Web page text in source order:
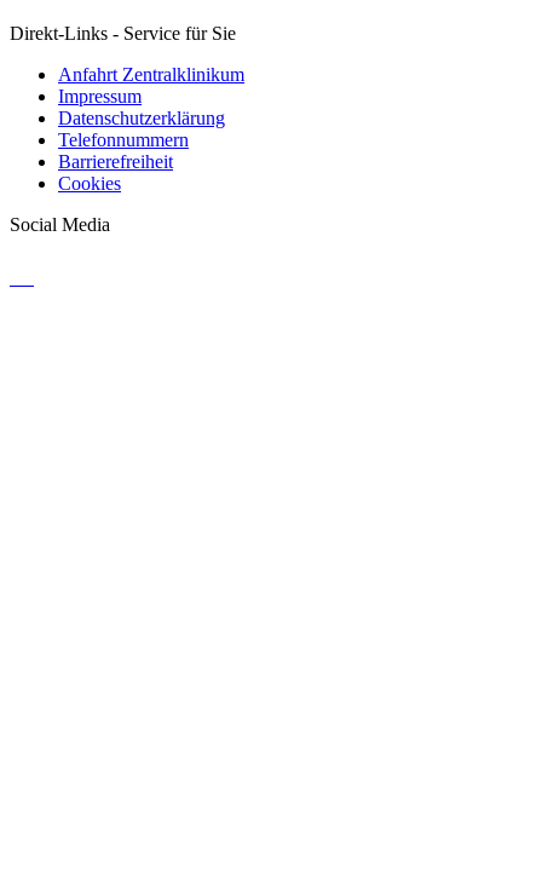
Direkt-Links - Service für Sie
Anfahrt Zentralklinikum
Impressum
Datenschutzerklärung
Telefonnummern
Barrierefreiheit
Cookies
Social Media